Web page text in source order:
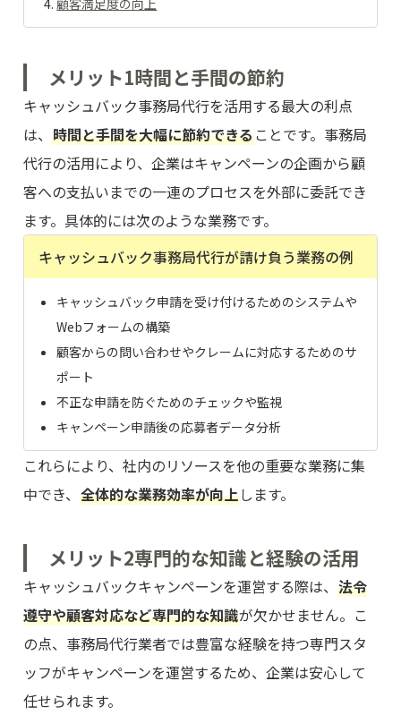
メリット1時間と手間の節約
キャッシュバック事務局代行を活用する最大の利点
は、時間と手間を大幅に節約できることです。事務局
代行の活用により、企業はキャンペーンの企画から顧
客への支払いまでの一連のプロセスを外部に委託でき
ます。具体的には次のような業務です。
キャッシュバック事務局代行が請け負う業務の例
キャッシュバック申請を受け付けるためのシステムや
Webフォームの構築
顧客からの問い合わせやクレームに対応するためのサ
ポート
不正な申請を防ぐためのチェックや監視
キャンペーン申請後の応募者データ分析
これらにより、社内のリソースを他の重要な業務に集
中でき、全体的な業務効率が向上します。
メリット2専門的な知識と経験の活用
キャッシュバックキャンペーンを運営する際は、法令
遵守や顧客対応など専門的な知識が欠かせません。こ
の点、事務局代行業者では豊富な経験を持つ専門スタ
ッフがキャンペーンを運営するため、企業は安心して
任せられます。